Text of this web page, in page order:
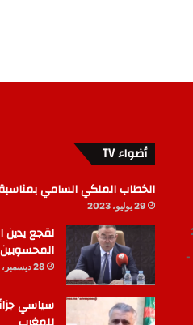
أضواء TV
الخطاب الملكي السامي
29 يوليو، 2023
لقجع
28 ديسمبر، 2022
سياسي